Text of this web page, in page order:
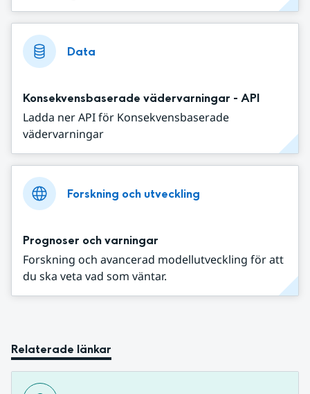
Data
Konsekvensbaserade vädervarningar - API
Ladda ner API för Konsekvensbaserade
vädervarningar
Forskning och utveckling
Prognoser och varningar
Forskning och avancerad modellutveckling för att
du ska veta vad som väntar.
Relaterade länkar